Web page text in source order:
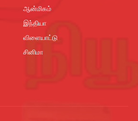
ஆன்மிகம்
இந்தியா
விளையாட்டு
சினிமா